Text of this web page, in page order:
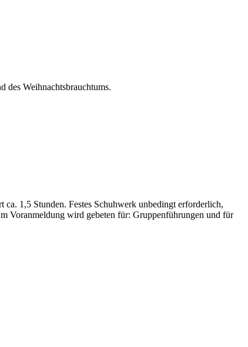
des Weihnachtsbrauchtums.
1,5 Stunden. Festes Schuhwerk unbedingt erforderlich,
Voranmeldung wird gebeten für: Gruppenführungen und für